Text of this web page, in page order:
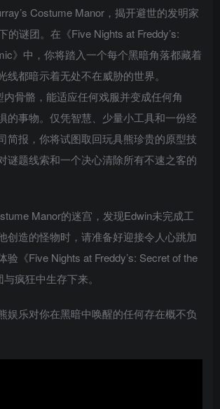
Costume Manor，揭开避世的发明家
的谜团。在《Five Nights at Freddy’s:
》中，你将踏入一个每个黑暗角落都藏着
线都暗示着无处不在威胁的世界。
骨骼，能适应任何戏服并变成任何角
的事物。仅凭智慧、少量小工具和一份经
简报，你将试图取回玩具熊珍贵的原型技
谜题线索和一个决心清除所有不速之客的
Manor的迷宫，发现Edwin未完成工
创造的怪物时，请准备好迎接令人心跳加
验《Five Nights at Freddy’s: Secret of the
疯狂中生存下来。
娱乐对你在黑暗中唤醒的任何存在概不负